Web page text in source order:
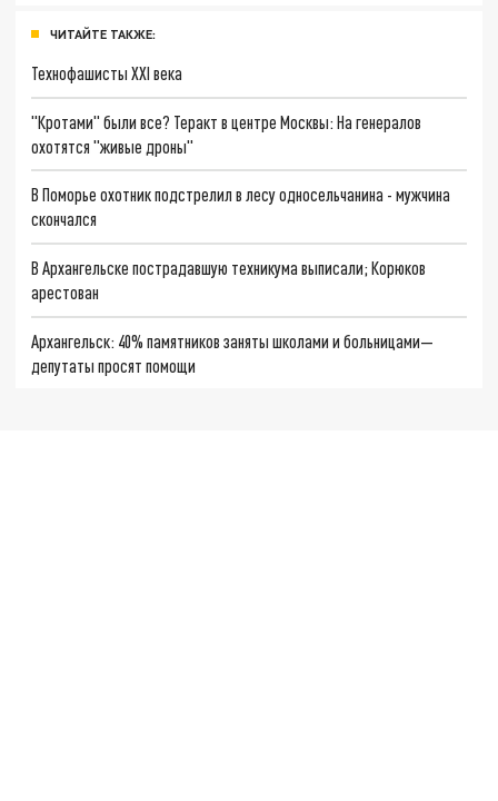
ЧИТАЙТЕ ТАКЖЕ:
Технофашисты XXI века
"Кротами" были все? Теракт в центре Москвы: На генералов
охотятся "живые дроны"
В Поморье охотник подстрелил в лесу односельчанина - мужчина
скончался
В Архангельске пострадавшую техникума выписали; Корюков
арестован
Архангельск: 40% памятников заняты школами и больницами—
депутаты просят помощи